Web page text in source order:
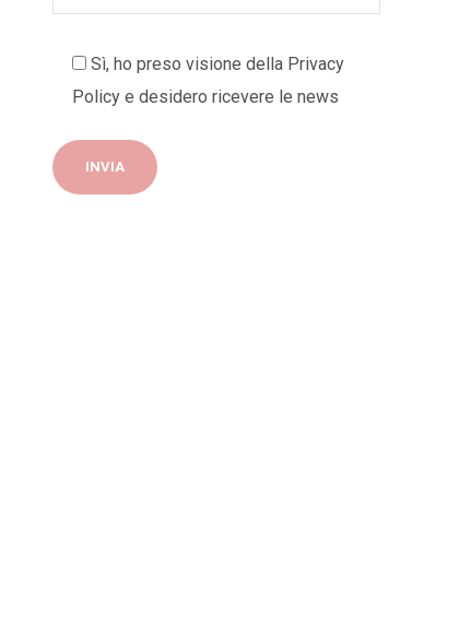
Sì, ho preso visione della Privacy
Policy e desidero ricevere le news